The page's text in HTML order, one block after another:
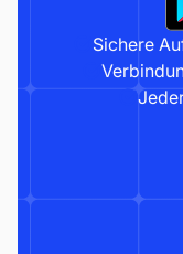
Sichere